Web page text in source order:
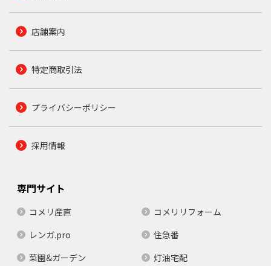
店舗案内
特定商取引法
プライバシーポリシー
採用情報
専門サイト
コメリ産直
コメリリフォーム
レンガ.pro
住急番
菜園&ガーデン
灯油宅配